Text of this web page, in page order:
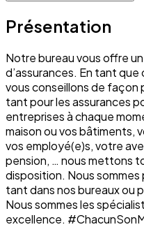
Présentation
Notre bureau vous offre
d’assurances. En tant
vous conseillons de
tant pour les assurances
entreprises à chaque
maison ou vos bâtiments,
vos employé(e)s, votre
pension, … nous mettons
disposition. Nous
tant dans nos bureaux ou
Nous sommes les
excellence.